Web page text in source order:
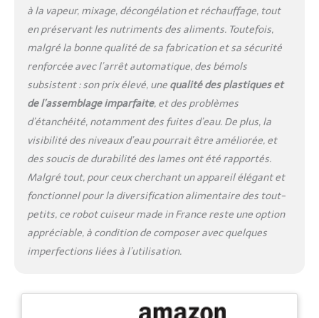
d’Or, sa lame vient de
Sabatier Diamant dans le
CONTENANCE : Une grande
capacité de mixage pour
préparer en un cycle jusqu’à
5 portions de 120g, adapté à
toute la famille et ne
nécessitant pas de
surveillance constante
ÉCONOMIE ET RESPECT DE
L'ENVIRONNEMENT : En
comparaison avec les petits
pots industriels, le Babycook
permet une transition rapide
vers une alimentation saine
tout en préservant
UNE QUALITÉ PREMIUM ET
DURABILITÉ OPTIMALE :
à la vapeur, mixage, décongélation et réchauffage, tout
en préservant les nutriments des aliments. Toutefois,
malgré la bonne qualité de sa fabrication et sa sécurité
renforcée avec l’arrêt automatique, des bémols
subsistent : son prix élevé, une qualité des plastiques et
de l’assemblage imparfaite, et des problèmes
d’étanchéité, notamment des fuites d’eau. De plus, la
visibilité des niveaux d’eau pourrait être améliorée, et
des soucis de durabilité des lames ont été rapportés.
Malgré tout, pour ceux cherchant un appareil élégant et
fonctionnel pour la diversification alimentaire des tout-
petits, ce robot cuiseur made in France reste une option
appréciable, à condition de composer avec quelques
imperfections liées à l’utilisation.